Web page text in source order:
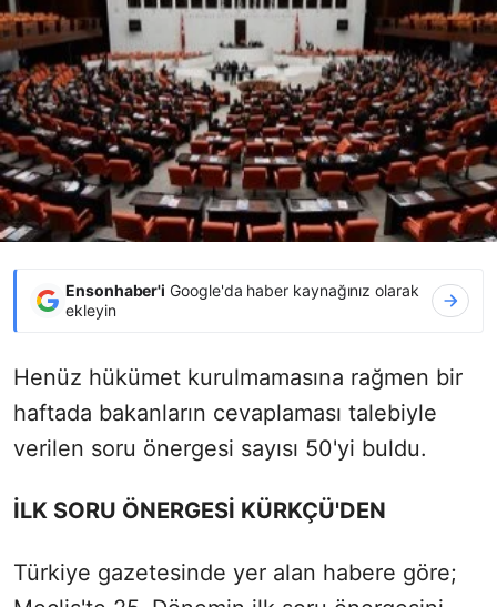
Ensonhaber'i Google'da haber kaynağınız olarak
ekleyin
Henüz hükümet kurulmamasına rağmen bir
haftada bakanların cevaplaması talebiyle
verilen soru önergesi sayısı 50'yi buldu.
İLK SORU ÖNERGESİ KÜRKÇÜ'DEN
Türkiye gazetesinde yer alan habere göre;